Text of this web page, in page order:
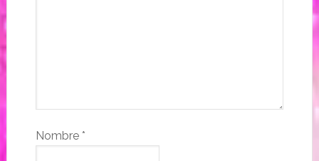
Nombre *